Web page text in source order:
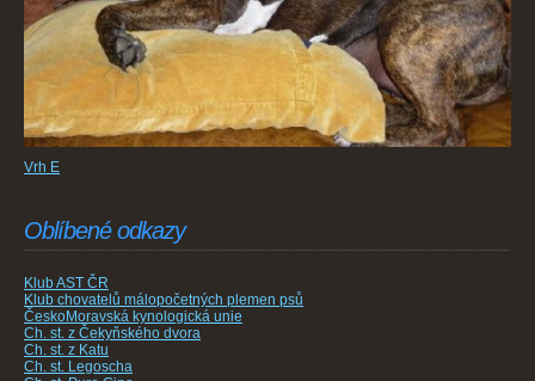
Vrh E
Oblíbené odkazy
Klub AST ČR
Klub chovatelů málopočetných plemen psů
ČeskoMoravská kynologická unie
Ch. st. z Čekyňského dvora
Ch. st. z Katu
Ch. st. Legoscha